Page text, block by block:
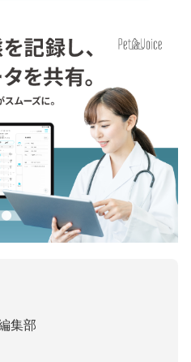
集部